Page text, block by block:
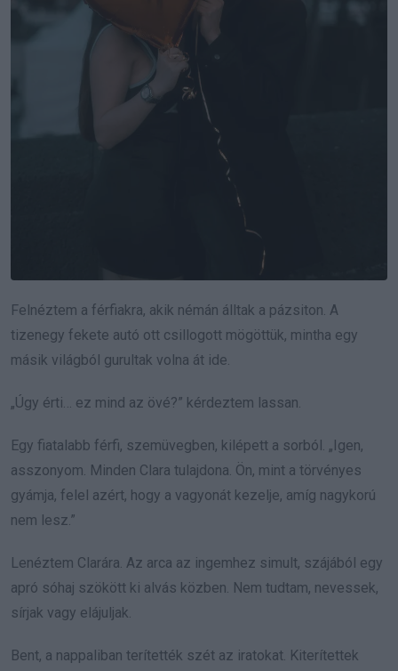
Felnéztem a férfiakra, akik némán álltak a pázsiton. A
tizenegy fekete autó ott csillogott mögöttük, mintha egy
másik világból gurultak volna át ide.
„Úgy érti… ez mind az övé?” kérdeztem lassan.
Egy fiatalabb férfi, szemüvegben, kilépett a sorból. „Igen,
asszonyom. Minden Clara tulajdona. Ön, mint a törvényes
gyámja, felel azért, hogy a vagyonát kezelje, amíg nagykorú
nem lesz.”
Lenéztem Clarára. Az arca az ingemhez simult, szájából egy
apró sóhaj szökött ki alvás közben. Nem tudtam, nevessek,
sírjak vagy elájuljak.
Bent, a nappaliban terítették szét az iratokat. Kiterítettek